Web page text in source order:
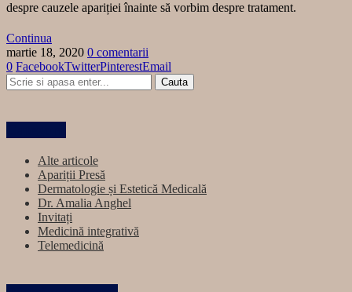
despre cauzele apariției înainte să vorbim despre tratament.
Continua
martie 18, 2020 0 comentarii
0 FacebookTwitterPinterestEmail
Alte articole
Apariții Presă
Dermatologie și Estetică Medicală
Dr. Amalia Anghel
Invitați
Medicină integrativă
Telemedicină